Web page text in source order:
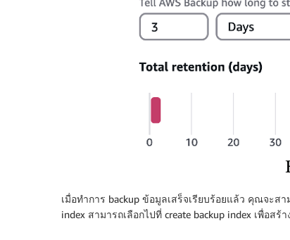
เมื่อทำการ backup ข้อมูลเสร็จเรียบร้อยแล้ว คุณจะส
index สามารถเลือกไปที่ create backup index เพื่อสร้